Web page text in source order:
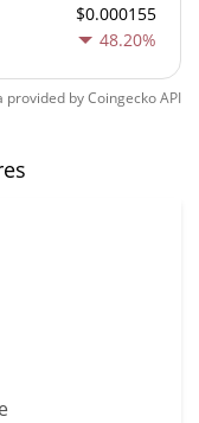
$0.000155
48.20%
provided byCoingeckoAPI